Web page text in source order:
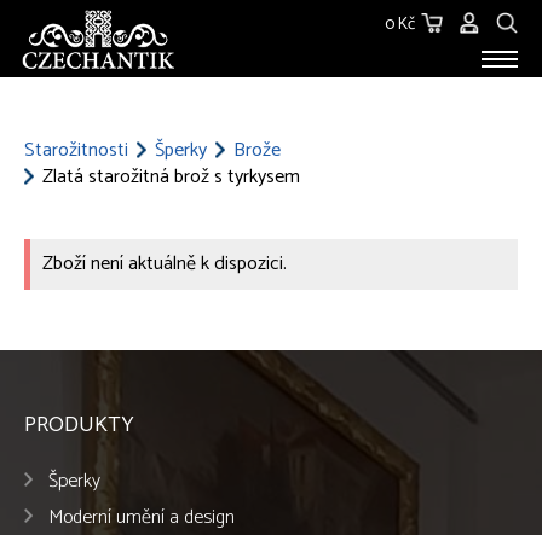
0 Kč
Starožitnosti Šperky
Brože
Zlatá starožitná brož s tyrkysem
Zboží není aktuálně k dispozici.
PRODUKTY
Šperky
Moderní umění a design